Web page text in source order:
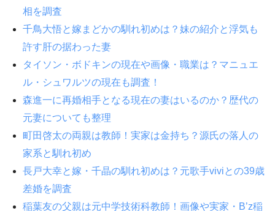
相を調査
千鳥大悟と嫁まどかの馴れ初めは？妹の紹介と浮気も
許す肝の据わった妻
タイソン・ボドキンの現在や画像・職業は？マニュエ
ル・シュワルツの現在も調査！
森進一に再婚相手となる現在の妻はいるのか？歴代の
元妻についても整理
町田啓太の両親は教師！実家は金持ち？源氏の落人の
家系と馴れ初め
長戸大幸と嫁・千晶の馴れ初めは？元歌手viviとの39歳
差婚を調査
稲葉友の父親は元中学技術科教師！画像や実家・B’z稲